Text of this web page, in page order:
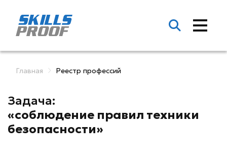
Главная Реестр профессий
Задача:
«соблюдение правил техники
безопасности»